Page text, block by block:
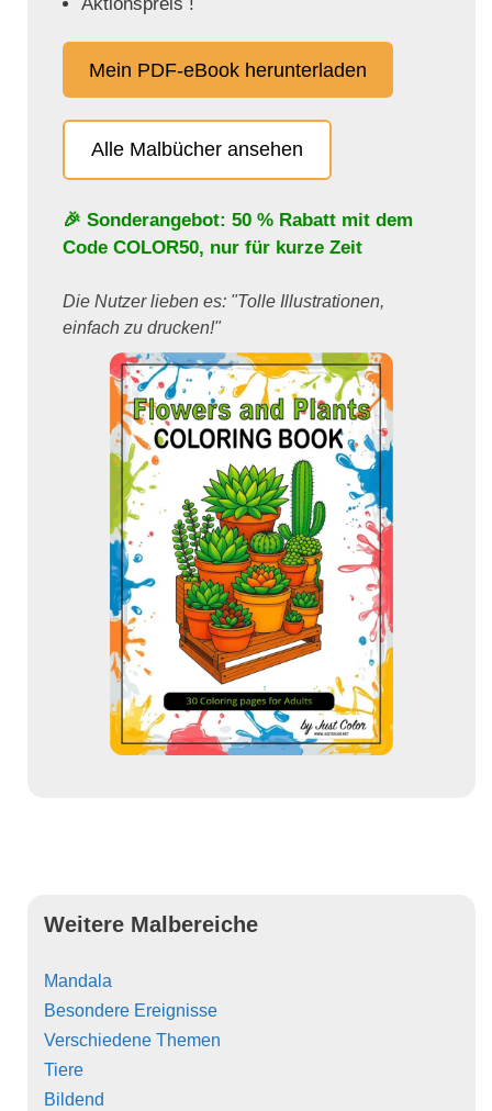
Mein PDF-eBook herunterladen
Alle Malbücher ansehen
🎉 Sonderangebot: 50 % Rabatt mit dem
Code COLOR50, nur für kurze Zeit
Die Nutzer lieben es: "Tolle Illustrationen,
einfach zu drucken!"
Weitere Malbereiche
Mandala
Besondere Ereignisse
Verschiedene Themen
Tiere
Bildend